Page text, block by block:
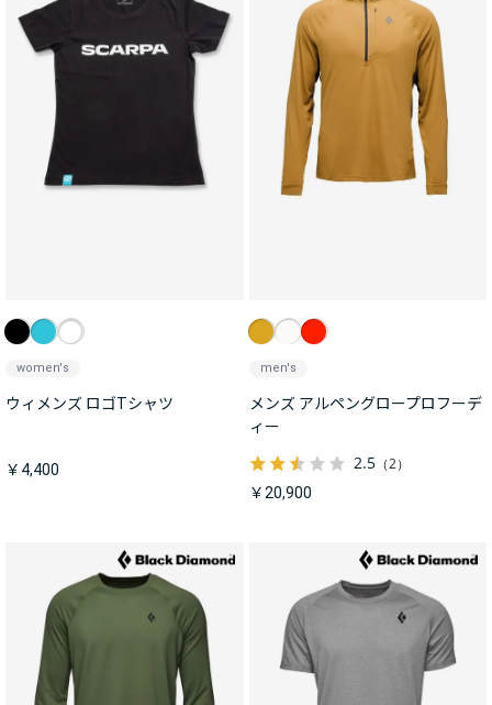
women's
ウィメンズ ロゴTシャツ
￥4,400
men's
メンズ アルペングロープロフーデ
ィー
2.5（2）
￥20,900